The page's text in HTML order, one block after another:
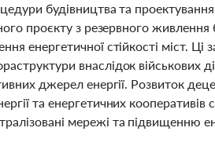
будівництва та
проєкту з резервного
енергетичної стійкості міст. Ці
внаслідок військових
джерел енергії. Розвиток
та енергетичних
мережі та підвищенню